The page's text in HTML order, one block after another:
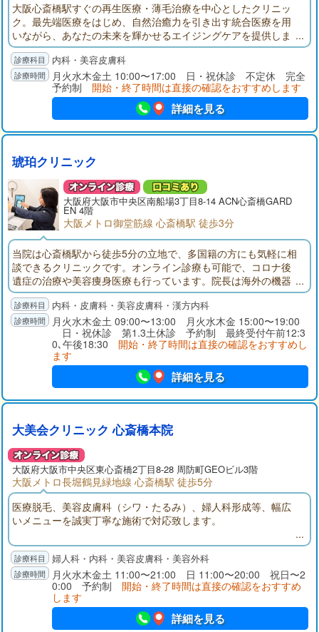
大阪心斎橋駅すぐの再生医療・薄毛治療を中心としたクリニッ
ク。最先端医療をはじめ、自然治癒力を引き出す統合医療を用
いながら、あなたの未来を輝かせるエイジングケアを提供しま
す。現在、女性の発毛再生治療・肌の再生医療のモニター募集
中です。院長による無料カウンセリングを行っております。オ
ンライン診療も行っておりますので、お気軽にお問い合わせく
内科・美容皮膚科
月火水木金土 10:00〜17:00 日・祝休診 不定休 完全
予約制 開始・終了時間は直接の確認をおすすめします
詳細を見る
琥珀クリニック
大阪府大阪市中央区南船場3丁目8-14 ACN心斎橋GARD
EN 4階
大阪メトロ御堂筋線 心斎橋駅 徒歩3分
当院は心斎橋駅から徒歩5分の立地で、多国籍の方にも気軽に相
談できるクリニックです。オンライン診療も可能で、コロナ後
遺症の治療や美容痩身医療も行っています。院長は海外の機器
開発メーカーや生薬研究センターと連携し、東洋人の体質に合
う機器やサプリメントをオーダーメイドできます。総合的な診
察が受けられるので、安心して受診できます。
内科・皮膚科・美容皮膚科・漢方内科
月火水木金土 09:00〜13:00 月火水木金 15:00〜19:00
日・祝休診 第1.3土休診 予約制 最終受付午前12:3
0､午後18:30 開始・終了時間は直接の確認をおすすめし
ます
詳細を見る
大美会クリニック 心斎橋本院
大阪府大阪市中央区東心斎橋2丁目8-28 周防町GEOビル3階
大阪メトロ長堀鶴見緑地線 心斎橋駅 徒歩5分
医療脱毛、美容皮膚科（シワ・たるみ）、婦人科形成等、幅広
いメニューを誠実丁寧な施術で対応致します。
婦人科・内科・美容皮膚科・美容外科
月火水木金土 11:00〜21:00 日 11:00〜20:00 祝日〜2
0:00 予約制 開始・終了時間は直接の確認をおすすめ
します
詳細を見る